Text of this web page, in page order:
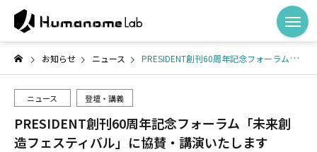
お知らせ ニュース PRESIDENT創刊60周年記念フォーラム「未来創造フェスティバル」に協賛・講演いたします
ニュース 登壇・講義
PRESIDENT創刊60周年記念フォーラム「未来創
造フェスティバル」に協賛・講演いたします